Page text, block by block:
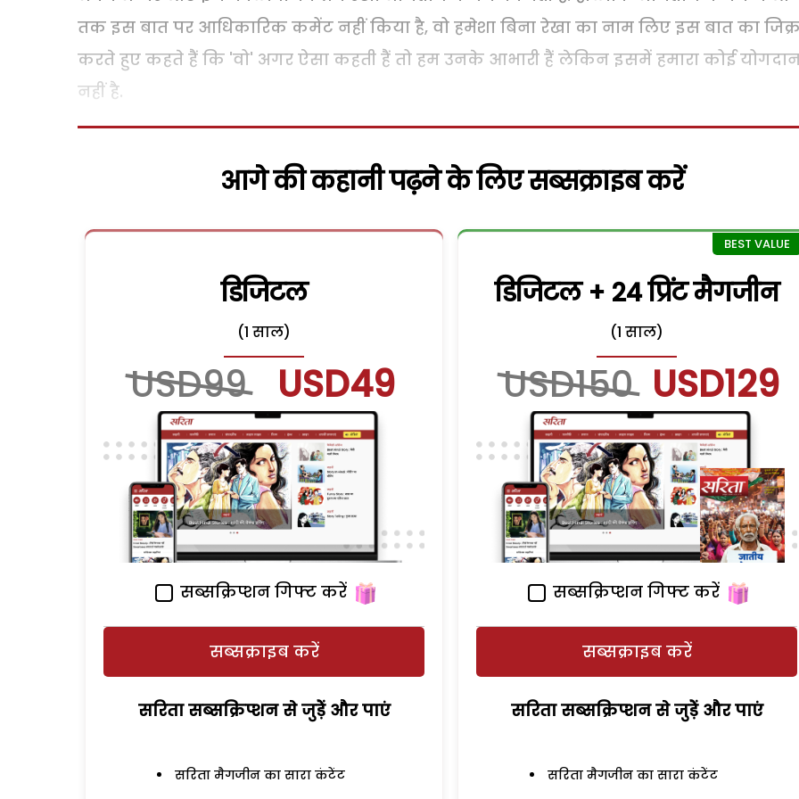
तक इस बात पर आधिकारिक कमेंट नहीं किया है, वो हमेशा बिना रेखा का नाम लिए इस बात का
करते हुए कहते हैं कि 'वो' अगर ऐसा कहती हैं तो हम उनके आभारी हैं लेकिन इसमें हमारा कोई
नहीं है.
आगे की कहानी पढ़ने के लिए सब्सक्राइब करें
डिजिटल
(1 साल)
USD99 USD49
सब्सक्रिप्शन गिफ्ट करें
सब्सक्राइब करें
सरिता सब्सक्रिप्शन से जुड़ेें और पाएं
सरिता मैगजीन का सारा कंटेंट
डिजिटल + 24 प्रिंट मैगजीन
(1 साल)
USD150 USD129
सब्सक्रिप्शन गिफ्ट करें
सब्सक्राइब करें
सरिता सब्सक्रिप्शन से जुड़ेें और पाएं
सरिता मैगजीन का सारा कंटेंट